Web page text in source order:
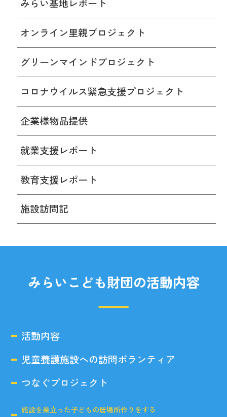
みらい基地レポート
オンライン里親プロジェクト
グリーンマインドプロジェクト
コロナウイルス緊急支援プロジェクト
企業様物品提供
就業支援レポート
教育支援レポート
施設訪問記
みらいこども財団の活動内容
活動内容
児童養護施設への訪問ボランティア
つなぐプロジェクト
施設を巣立った子どもの居場所作りをする